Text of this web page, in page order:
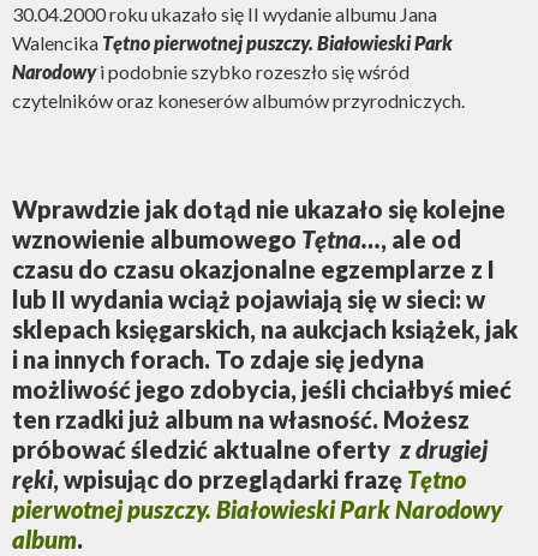
30.04.2000 roku ukazało się II wydanie albumu Jana
Walencika Tętno pierwotnej puszczy. Białowieski Park
Narodowyi podobnie szybko rozeszło się wśród
czytelników oraz koneserów albumów przyrodniczych.
Wprawdzie jak dotąd nie ukazało się kolejne
wznowienie albumowego Tętna…, ale od
czasu do czasu okazjonalne egzemplarze z I
lub II wydania wciąż pojawiają się w sieci: w
sklepach księgarskich, na aukcjach książek, jak
i na innych forach. To zdaje się jedyna
możliwość jego zdobycia, jeśli chciałbyś mieć
ten rzadki już album na własność. Możesz
próbować śledzić aktualne oferty z drugiej
ręki, wpisując do przeglądarki frazę Tętno
pierwotnej puszczy. Białowieski Park Narodowy
album.